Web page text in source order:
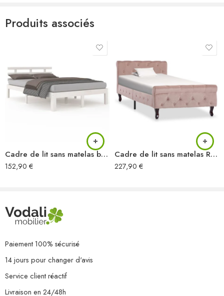
Produits associés
Cadre de lit sans matelas blanc bois massif 160×200 cm
152,90 €
Cadre de lit sans matelas Rose Velours 90×200 cm
227,90 €
Paiement 100% sécurisé
14 jours pour changer d'avis
Service client réactif
Livraison en 24/48h